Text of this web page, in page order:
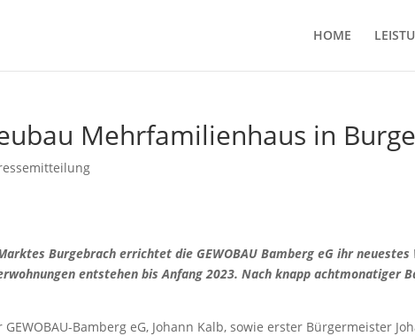
HOME
Mehrfamilienhaus in
Burgebrach errichtet die GEWOBAU Bamberg eG ihr
entstehen bis Anfang 2023. Nach knapp achtmonatiger
Bamberg eG, Johann Kalb, sowie erster Bürgermeister